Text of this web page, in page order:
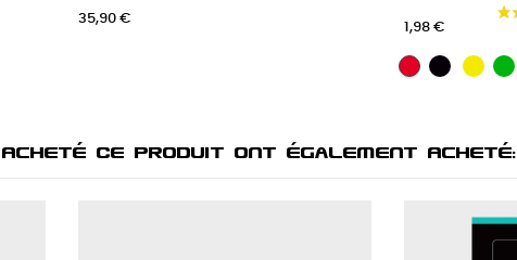
1,98 € 12,60 €
Ce Produit Ont Également Acheté: